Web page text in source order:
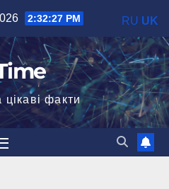
2:32:28 PM
факти
RU UK